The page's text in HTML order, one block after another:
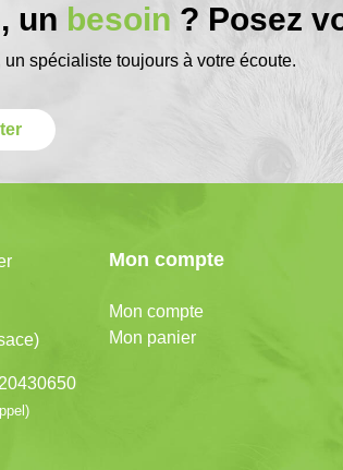
, un besoin ? Posez
spécialiste toujours à votre écoute.
Mon compte
Mon compte
Mon panier